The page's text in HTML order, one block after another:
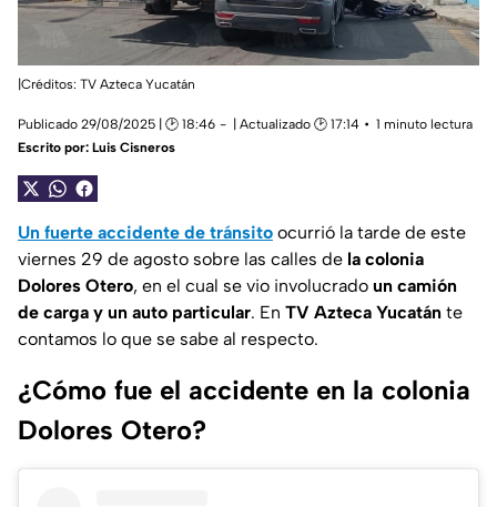
|Créditos: TV Azteca Yucatán
Publicado 29/08/2025 | 🕑 18:46 | Actualizado 🕑 17:14
1 minuto lectura
Escrito por: Luis Cisneros
Un fuerte accidente de tránsito ocurrió la tarde de este
viernes 29 de agosto sobre las calles de la colonia
Dolores Otero, en el cual se vio involucrado un camión
de carga y un auto particular. En TV Azteca Yucatán te
contamos lo que se sabe al respecto.
¿Cómo fue el accidente en la colonia
Dolores Otero?